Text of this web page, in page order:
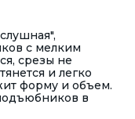
с мелким
срезы не
и легко
форму и объем.
в